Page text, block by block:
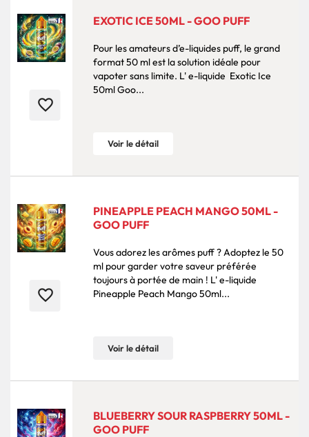
favorite_border
EXOTIC ICE 50ML - GOO PUFF
Pour les amateurs d’e-liquides puff, le grand
format 50 ml est la solution idéale pour
vapoter sans limite. L' e-liquide Exotic Ice
50ml Goo...
Voir le détail
favorite_border
PINEAPPLE PEACH MANGO 50ML -
GOO PUFF
Vous adorez les arômes puff ? Adoptez le 50
ml pour garder votre saveur préférée
toujours à portée de main ! L' e-liquide
Pineapple Peach Mango 50ml...
Voir le détail
BLUEBERRY SOUR RASPBERRY 50ML -
GOO PUFF